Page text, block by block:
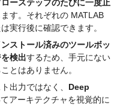
ーステップのたびに一度止
す。それぞれの MATLAB
実行後に確認できます。
ンストール済みのツールボッ
検出するため、手元にない
とはありません。
出力ではなく、 Deep
アーキテクチャを視覚的に